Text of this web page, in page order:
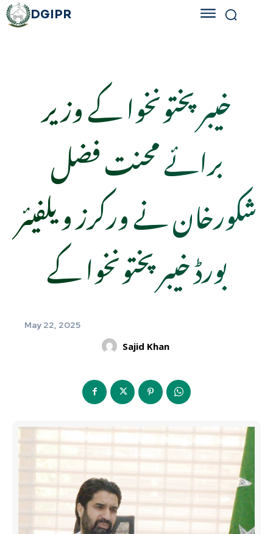
DGIPR
خیبر پختونخوا کے وزیر
برائے محنت فضل
شکورخان نے ورکرز ویلفیئر
بورڈ خیبر پختونخوا کے
May 22, 2025
Sajid Khan